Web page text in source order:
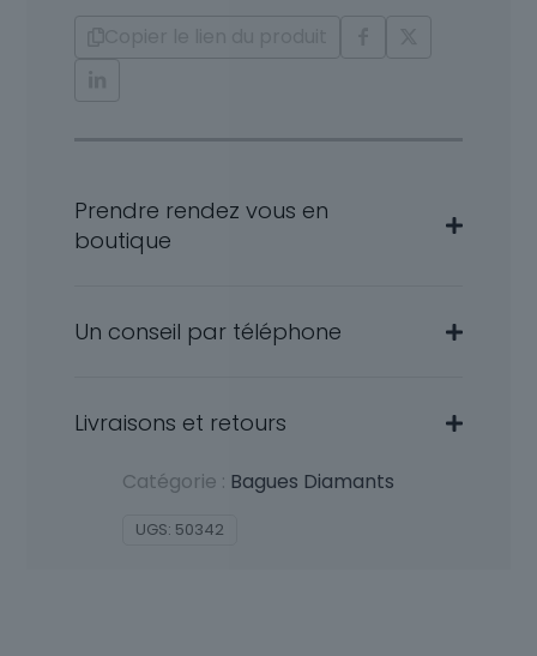
Prendre rendez vous en
boutique
Un conseil par téléphone
Livraisons et retours
Catégorie : Bagues Diamants
UGS: 50342